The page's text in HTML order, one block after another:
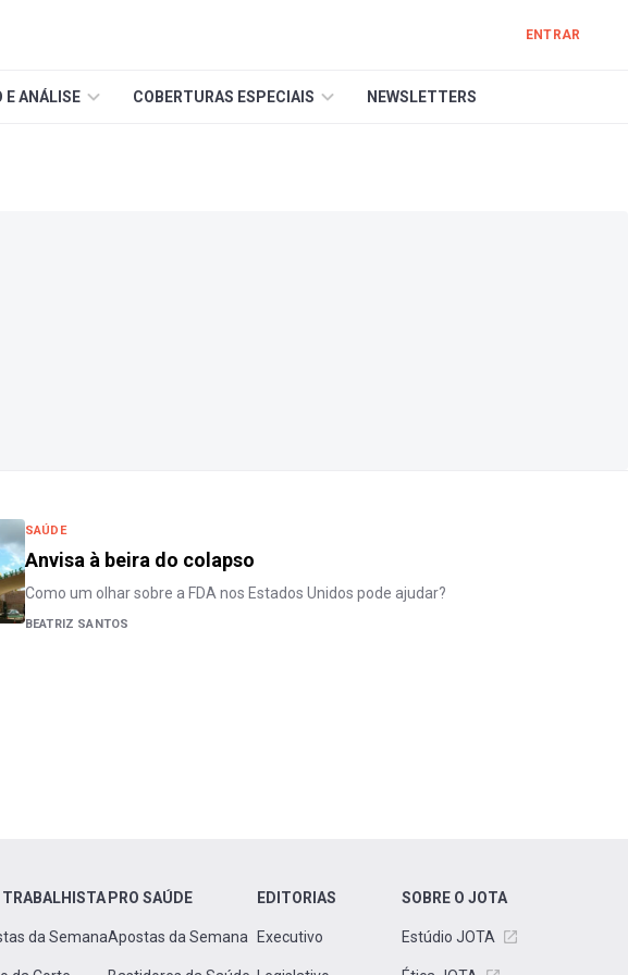
ENTRAR
E ANÁLISE COBERTURAS ESPECIAIS NEWSLETTERS
SAÚDE
Anvisa à beira do colapso
Como um olhar sobre a FDA nos Estados Unidos pode ajudar?
BEATRIZ SANTOS
TRABALHISTA
da Semana
PRO SAÚDE
Apostas da Semana
EDITORIAS
Executivo
SOBRE O JOTA
Estúdio JOTA